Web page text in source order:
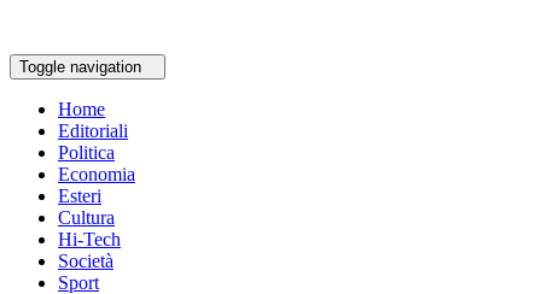
Toggle navigation
Home
Editoriali
Politica
Economia
Esteri
Cultura
Hi-Tech
Società
Sport